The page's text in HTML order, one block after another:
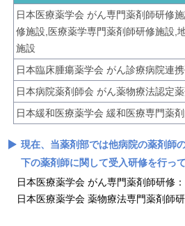
日本医療薬学会 がん専門薬剤師研修
修施設,医療薬学専門薬剤師研修施設,
施設
日本臨床腫瘍薬学会 がん診療病院連
日本病院薬剤師会 がん薬物療法認定
日本緩和医療薬学会 緩和医療専門薬
現在、当薬剤部では他病院の薬剤師
下の薬剤師に関して受入研修を行って
日本医療薬学会 がん専門薬剤師研修
日本医療薬学会 薬物療法専門薬剤師